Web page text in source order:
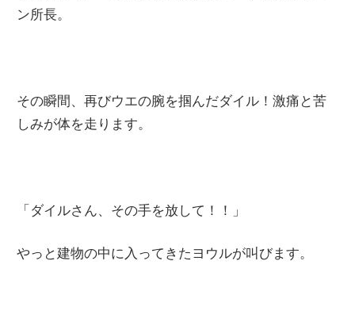
ン所長。
その瞬間、再びウエの腕を掴んだダイル！激痛と苦
しみが体を走ります。
「ダイルさん、その手を放して！！」
やっと建物の中に入ってきたヨウルが叫びます。